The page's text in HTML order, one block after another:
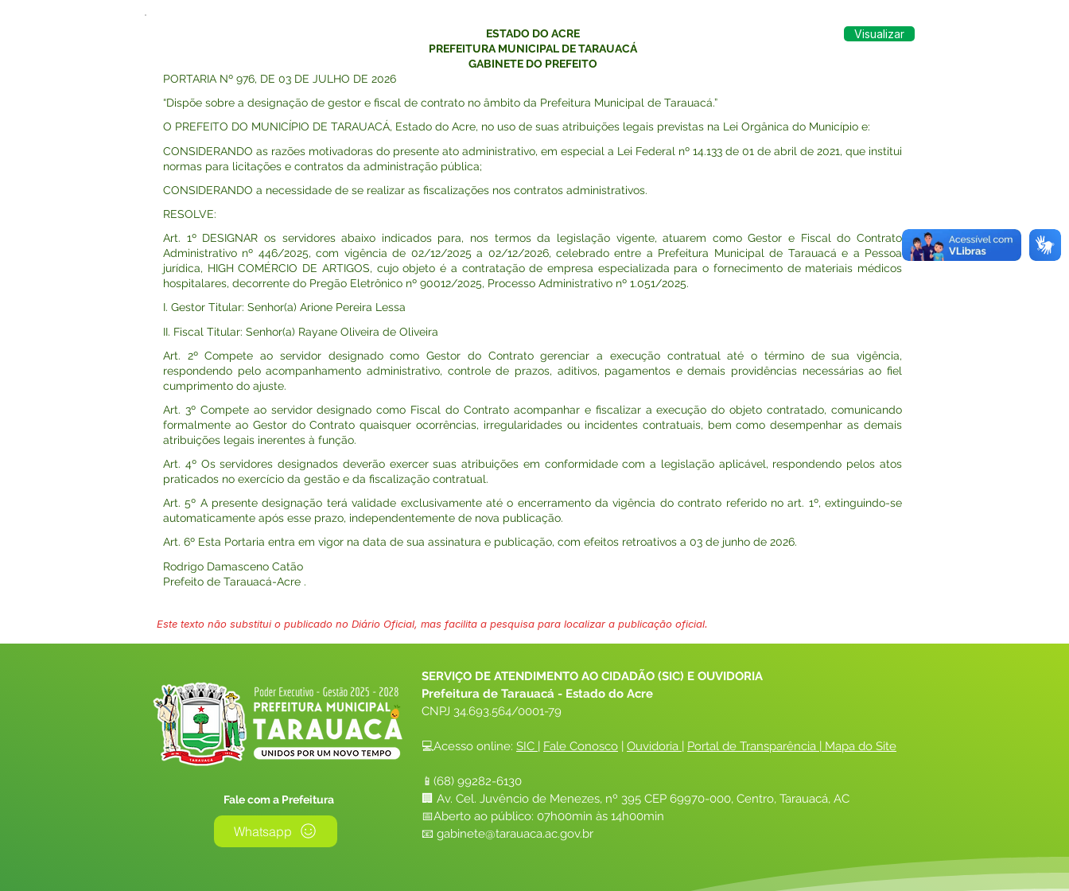
ESTADO DO ACRE
PREFEITURA MUNICIPAL DE TARAUACÁ
GABINETE DO PREFEITO
PORTARIA Nº 976, DE 03 DE JULHO DE 2026
“Dispõe sobre a designação de gestor e fiscal de contrato no âmbito da Prefeitura Municipal de Tarauacá.”
O PREFEITO DO MUNICÍPIO DE TARAUACÁ, Estado do Acre, no uso de suas atribuições legais previstas na Lei Orgânica do Município e:
CONSIDERANDO as razões motivadoras do presente ato administrativo, em especial a Lei Federal nº 14.133 de 01 de abril de 2021, que institui
normas para licitações e contratos da administração pública;
CONSIDERANDO a necessidade de se realizar as fiscalizações nos contratos administrativos.
RESOLVE:
Art. 1º DESIGNAR os servidores abaixo indicados para, nos termos da legislação vigente, atuarem como Gestor e Fiscal do Contrato
Administrativo nº 446/2025, com vigência de 02/12/2025 a 02/12/2026, celebrado entre a Prefeitura Municipal de Tarauacá e a Pessoa
jurídica, HIGH COMÉRCIO DE ARTIGOS, cujo objeto é a contratação de empresa especializada para o fornecimento de materiais médicos
hospitalares, decorrente do Pregão Eletrônico nº 90012/2025, Processo Administrativo nº 1.051/2025.
I. Gestor Titular: Senhor(a) Arione Pereira Lessa
II. Fiscal Titular: Senhor(a) Rayane Oliveira de Oliveira
Art. 2º Compete ao servidor designado como Gestor do Contrato gerenciar a execução contratual até o término de sua vigência,
respondendo pelo acompanhamento administrativo, controle de prazos, aditivos, pagamentos e demais providências necessárias ao fiel
cumprimento do ajuste.
Art. 3º Compete ao servidor designado como Fiscal do Contrato acompanhar e fiscalizar a execução do objeto contratado, comunicando
formalmente ao Gestor do Contrato quaisquer ocorrências, irregularidades ou incidentes contratuais, bem como desempenhar as demais
atribuições legais inerentes à função.
Art. 4º Os servidores designados deverão exercer suas atribuições em conformidade com a legislação aplicável, respondendo pelos atos
praticados no exercício da gestão e da fiscalização contratual.
Art. 5º A presente designação terá validade exclusivamente até o encerramento da vigência do contrato referido no art. 1º, extinguindo-se
automaticamente após esse prazo, independentemente de nova publicação.
Art. 6º Esta Portaria entra em vigor na data de sua assinatura e publicação, com efeitos retroativos a 03 de junho de 2026.
Rodrigo Damasceno Catão
Prefeito de Tarauacá-Acre .
Visualizar
Este texto não substitui o publicado no Diário Oficial, mas facilita a pesquisa para localizar a publicação oficial.
Fale com a Prefeitura
Whatsapp
SERVIÇO DE ATENDIMENTO AO CIDADÃO (SIC) E OUVIDORIA
Prefeitura de Tarauacá - Estado do Acre
CNPJ 34.693.564/0001-79
💻Acesso online: SIC | Fale Conosco | Ouvidoria | Portal de Transparência | Mapa do Site
📱(68) 99282-6130
🏢 Av. Cel. Juvêncio de Menezes, nº 395 CEP 69970-000, Centro, Tarauacá, AC
📅Aberto ao público: 07h00min às 14h00min
📧 gabinete@tarauaca.ac.gov.br